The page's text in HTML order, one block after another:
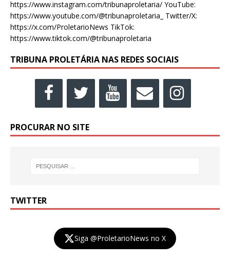
https://www.instagram.com/tribunaproletaria/ YouTube:
https://www.youtube.com/@tribunaproletaria_ Twitter/X:
https://x.com/ProletarioNews TikTok:
https://www.tiktok.com/@tribunaproletaria
TRIBUNA PROLETÁRIA NAS REDES SOCIAIS
PROCURAR NO SITE
TWITTER
Siga @ProletarioNews no X